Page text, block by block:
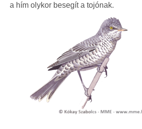
a hím olykor besegít a tojónak.